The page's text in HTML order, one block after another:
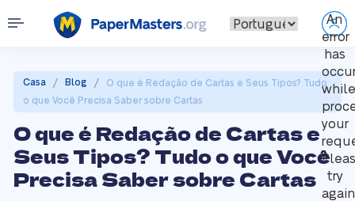
An
error
has
while
your
try
again
Casa / Blog /
O que é Redação de Cartas e Seus Tipos? Tudo
o que Você Precisa Saber sobre Cartas
O que é Redação de Cartas e
Seus Tipos? Tudo o que Você
Precisa Saber sobre Cartas